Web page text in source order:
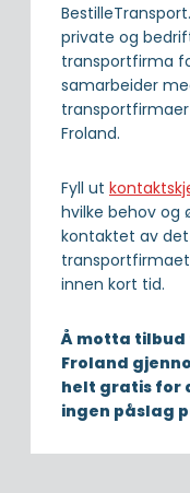
private og
transportfirma
samarbeider
Froland.
Fyll ut
hvilke behov og
kontaktet av
innen kort tid.
Å motta
Froland
helt gratis for
ingen påslag